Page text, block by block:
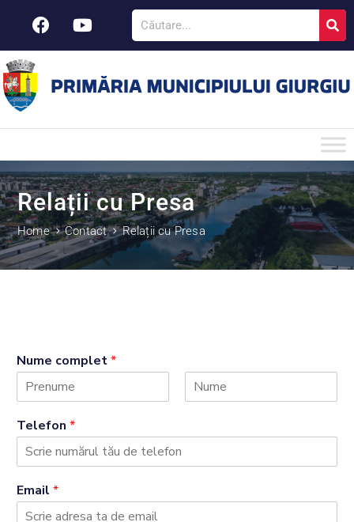
Relații cu Presa
Home Contact Relații cu Presa
Nume complet*
iTelefon *
Email *